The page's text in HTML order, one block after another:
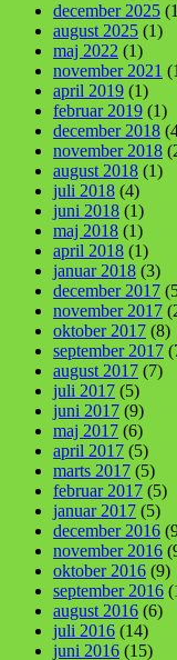
december 2025
august 2025 (1)
maj 2022 (1)
november 2021
april 2019 (1)
februar 2019 (1)
december 2018
november 2018
august 2018 (1)
juli 2018 (4)
juni 2018 (1)
maj 2018 (1)
april 2018 (1)
januar 2018 (3)
december 2017
november 2017
oktober 2017 (8)
september 2017
august 2017 (7)
juli 2017 (5)
juni 2017 (9)
maj 2017 (6)
april 2017 (5)
marts 2017 (5)
februar 2017 (5)
januar 2017 (5)
december 2016
november 2016
oktober 2016 (9)
september 2016
august 2016 (6)
juli 2016 (14)
juni 2016 (15)